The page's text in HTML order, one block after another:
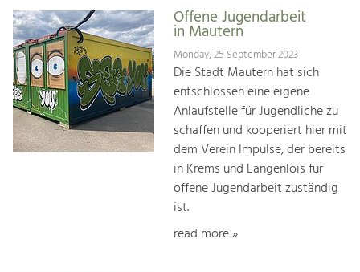
Increase in Regional Value Added.Offene Jugendarbeit
in Mautern
Monday, 25 September 2023
Die Stadt Mautern hat sich
entschlossen eine eigene
Anlaufstelle für Jugendliche zu
schaffen und kooperiert hier mit
dem Verein Impulse, der bereits
in Krems und Langenlois für
offene Jugendarbeit zuständig
ist.
read more »